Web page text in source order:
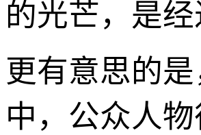
的光芒，是
更有意思的
中，公众人